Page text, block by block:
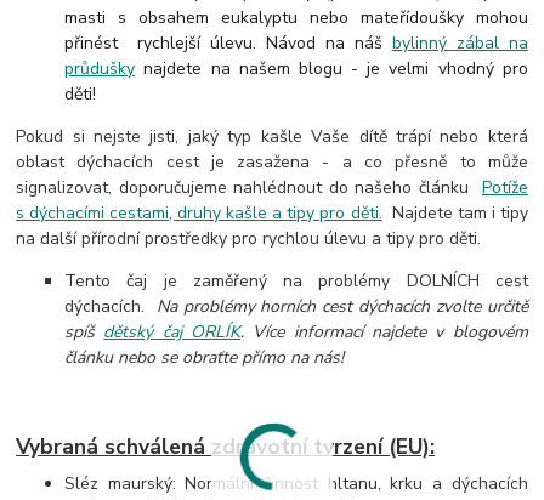
masti s obsahem eukalyptu nebo mateřídoušky mohou
přinést rychlejší úlevu. Návod na náš bylinný zábal na
průdušky najdete na našem blogu - je velmi vhodný pro
děti!
Pokud si nejste jisti, jaký typ kašle Vaše dítě trápí nebo která
oblast dýchacích cest je zasažena - a co přesně to může
signalizovat, doporučujeme nahlédnout do našeho článku Potíže
s dýchacími cestami, druhy kašle a tipy pro děti. Najdete tam i tipy
na další přírodní prostředky pro rychlou úlevu a tipy pro děti.
Tento čaj je zaměřený na problémy DOLNÍCH cest
dýchacích. Na problémy horních cest dýchacích zvolte určitě
spíš dětský čaj ORLÍK. Více informací najdete v blogovém
článku nebo se obraťte přímo na nás!
Vybraná schválená zdravotní tvrzení (EU):
Sléz maurský: Normální činnost hltanu, krku a dýchacích